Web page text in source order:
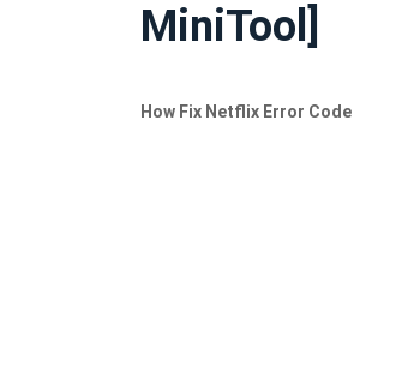
MiniTool]
How Fix Netflix Error Code